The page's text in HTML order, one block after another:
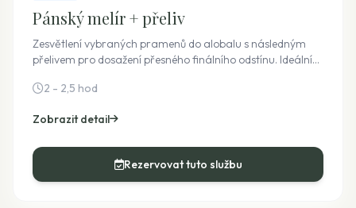
Pánský melír + přeliv
Zesvětlení vybraných pramenů do alobalu s následným
přelivem pro dosažení přesného finálního odstínu. Ideální
sjednocenou a syté zbarvenou barvu vlasů.
2 - 2,5 hod
Zobrazit detail
Rezervovat tuto službu